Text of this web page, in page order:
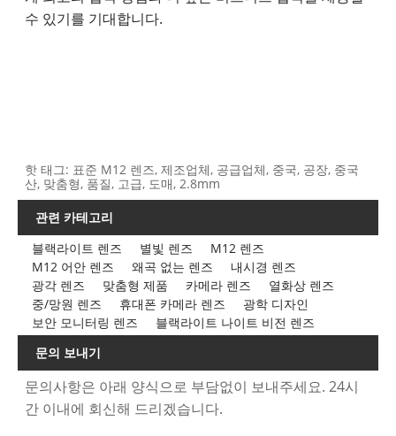
수 있기를 기대합니다.
핫 태그: 표준 M12 렌즈, 제조업체, 공급업체, 중국, 공장, 중국
산, 맞춤형, 품질, 고급, 도매, 2.8mm
관련 카테고리
블랙라이트 렌즈
별빛 렌즈
M12 렌즈
M12 어안 렌즈
왜곡 없는 렌즈
내시경 렌즈
광각 렌즈
맞춤형 제품 카메라 렌즈
열화상 렌즈
중/망원 렌즈
휴대폰 카메라 렌즈
광학 디자인
보안 모니터링 렌즈
블랙라이트 나이트 비전 렌즈
문의 보내기
문의사항은 아래 양식으로 부담없이 보내주세요. 24시
간 이내에 회신해 드리겠습니다.